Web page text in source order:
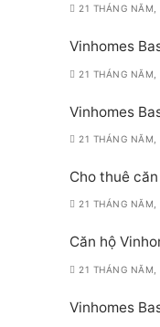
21 THÁNG
Vinhomes
21 THÁNG
Vinhomes
21 THÁNG
Cho thuê
21 THÁNG
Căn hộ
21 THÁNG
Vinhomes